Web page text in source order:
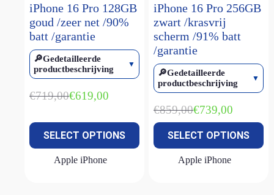
iPhone 16 Pro 128GB
goud /zeer net /90%
batt /garantie
🔎Gedetailleerde
productbeschrijving
€719,00Oorspronkelijke
was:
€719,00.
€619,00
Huidige
is:
€619,00.
SELECT OPTIONS
Apple iPhone
iPhone 16 Pro 256GB
zwart /krasvrij
scherm /91% batt
/garantie
🔎Gedetailleerde
productbeschrijving
€859,00Oorspronkelijke
was:
€859,00.
€739,00
Huidige
is:
€739,00.
SELECT OPTIONS
Apple iPhone
iPhone 17E(1)
iPhone SE (2022)